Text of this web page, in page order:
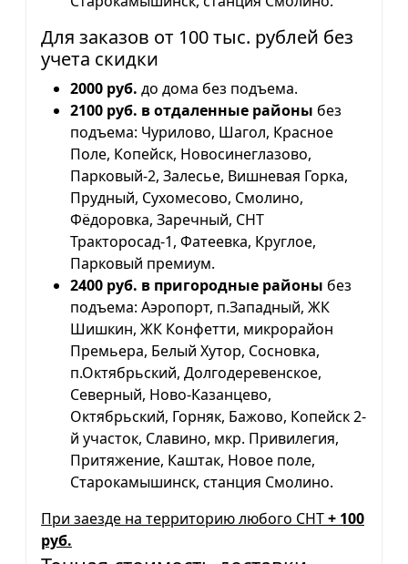
Для заказов от 100 тыс. рублей без
учета скидки
2000 руб. до дома без подъема.
2100 руб. в отдаленные районы без
подъема: Чурилово, Шагол, Красное
Поле, Копейск, Новосинеглазово,
Парковый-2, Залесье, Вишневая Горка,
Прудный, Сухомесово, Смолино,
Фёдоровка, Заречный, СНТ
Тракторосад-1, Фатеевка, Круглое,
Парковый премиум.
2400 руб. в пригородные районы без
подъема: Аэропорт, п.Западный, ЖК
Шишкин, ЖК Конфетти, микрорайон
Премьера, Белый Хутор, Сосновка,
п.Октябрьский, Долгодеревенское,
Северный, Ново-Казанцево,
Октябрьский, Горняк, Бажово, Копейск 2-
й участок, Славино, мкр. Привилегия,
Притяжение, Каштак, Новое поле,
Старокамышинск, станция Смолино.
При заезде на территорию любого СНТ+ 100
руб.